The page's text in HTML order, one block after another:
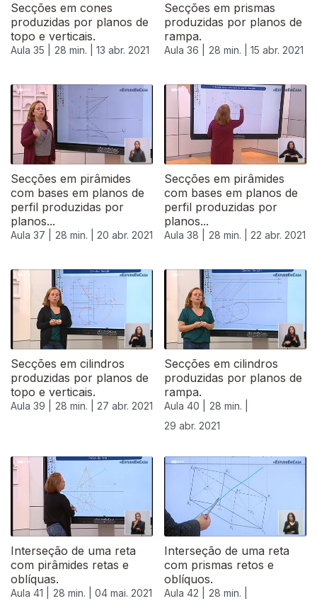
Secções em cones
produzidas por planos de
topo e verticais.
Aula 35 | 28 min. | 13 abr. 2021
Secções em prismas
produzidas por planos de
rampa.
Aula 36 | 28 min. | 15 abr. 2021
Secções em pirâmides
com bases em planos de
perfil produzidas por
planos...
Aula 37 | 28 min. | 20 abr. 2021
Secções em pirâmides
com bases em planos de
perfil produzidas por
planos...
Aula 38 | 28 min. | 22 abr. 2021
Secções em cilindros
produzidas por planos de
topo e verticais.
Aula 39 | 28 min. | 27 abr. 2021
Secções em cilindros
produzidas por planos de
rampa.
Aula 40 |
28 min. |
29 abr. 2021
Interseção de uma reta
com pirâmides retas e
oblíquas.
Aula 41 | 28 min. | 04 mai. 2021
Interseção de uma reta
com prismas retos e
oblíquos.
Aula 42 | 28 min. |